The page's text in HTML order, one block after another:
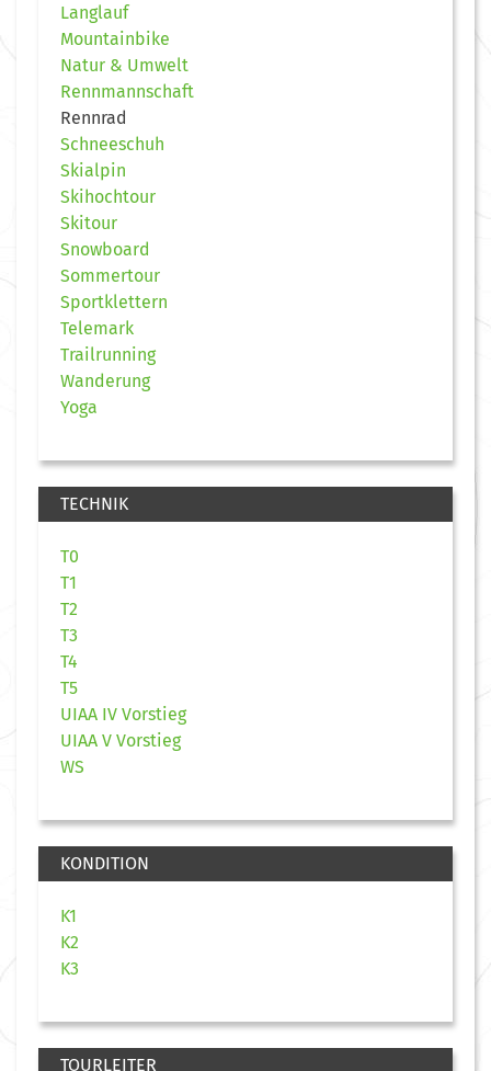
Langlauf
Mountainbike
Natur & Umwelt
Rennmannschaft
Rennrad
Schneeschuh
Skialpin
Skihochtour
Skitour
Snowboard
Sommertour
Sportklettern
Telemark
Trailrunning
Wanderung
Yoga
TECHNIK
T0
T1
T2
T3
T4
T5
UIAA IV Vorstieg
UIAA V Vorstieg
WS
KONDITION
K1
K2
K3
TOURLEITER